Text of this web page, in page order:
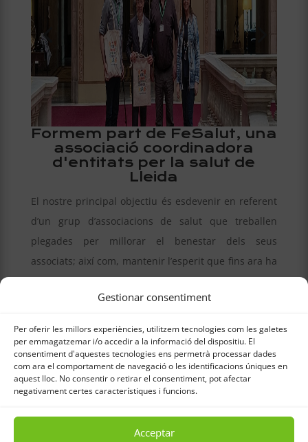
Gestionar consentiment
Per oferir les millors experiències, utilitzem tecnologies com les galetes
per emmagatzemar i/o accedir a la informació del dispositiu. El
consentiment d'aquestes tecnologies ens permetrà processar dades
com ara el comportament de navegació o les identificacions úniques en
aquest lloc. No consentir o retirar el consentiment, pot afectar
negativament certes característiques i funcions.
Acceptar
Formem part de FeSalut, una
associació coordinadora
d'entitats per la salut de
Lleida
El nostre principal objectiu és esdevenir en referent
d’un grup d’associacions de salut que treballen
plegades per millorar el benestar dels seus
associats; així com, mantenir l’esperit que fins ara ha
definit FeSalut. En definitiva, potenciar la Federació
en tots els àmbits socials.
amb la col·laboració de: